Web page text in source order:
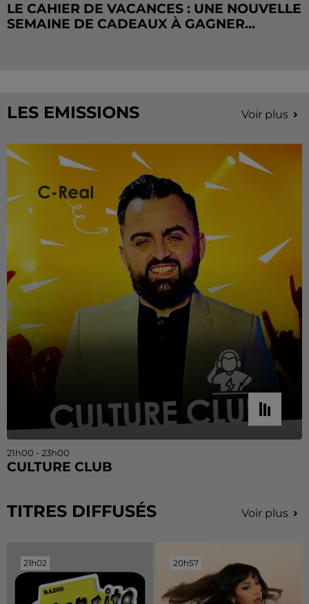
LE CAHIER DE VACANCES : UNE NOUVELLE
SEMAINE DE CADEAUX À GAGNER...
LES EMISSIONS Voir plus
21h00 - 23h00
CULTURE CLUB
TITRES DIFFUSÉS Voir plus
21h02
21h02 20h57
20h57